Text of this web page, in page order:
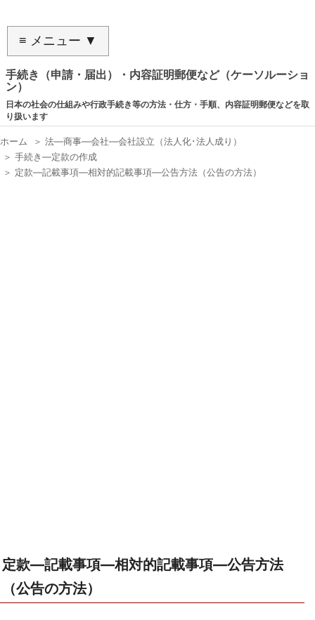
≡ メニュー ▼
手続き（申請・届出）・内容証明郵便など（ケーソルーショ
ン）
日本の社会の仕組みや行政手続き等の方法・仕方・手順、内容証明郵便などを取
り扱います
ホーム ＞ 法―商事―会社―会社設立（法人化･法人成り）
＞ 手続き―定款の作成
＞ 定款―記載事項―相対的記載事項―公告方法（公告の方法）
定款―記載事項―相対的記載事項―公告方法
（公告の方法）